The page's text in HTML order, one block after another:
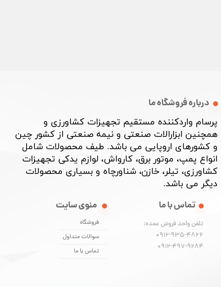
درباره فروشگاه ما
پرسام واردکننده مستقیم تجهیزات کشاورزی و
همچنین ابزارالات صنعتی و نیمه صنعتی از کشور چین
و کشورهای اروپایی می باشد. طیف محصولات شامل
انواع پمپ، موتور برق، کارواش، لوازم یدکی تجهیزات
کشاورزی، تیلر، خازن، شناورچاه و بسیاری محصولات
دیگر می باشد. ​​​​​​​
منوی سایت
فروشگاه
سوالات متداول
تماس با ما
تماس با ما
تلفن واحد فروش عمده:
0912-935-4866
​​​​​​​0912-497-9284